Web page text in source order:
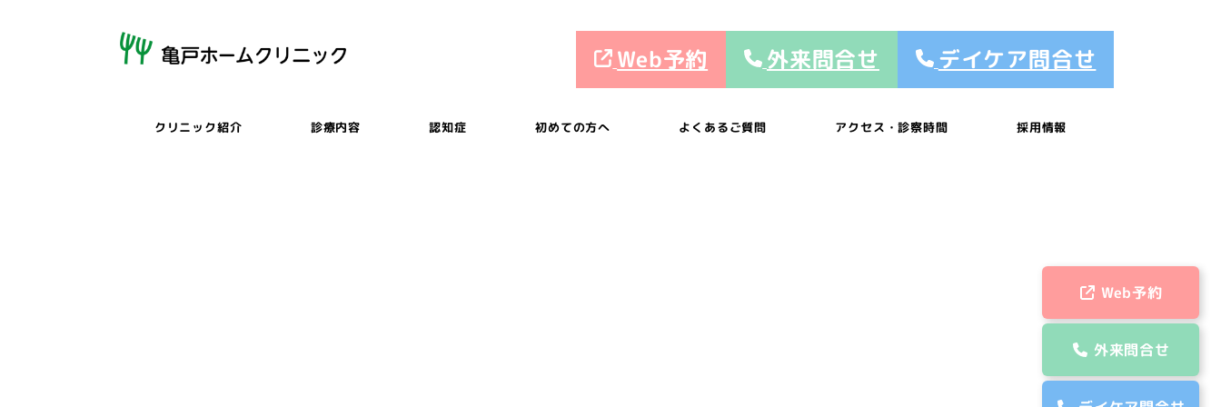
Web予約
外来問合せ
Web予約 外来問合せ デイケア問合せ
クリニック紹介 診療内容 認知症 初めての方へ よくあるご質問 アクセス・診察時間 採用情報